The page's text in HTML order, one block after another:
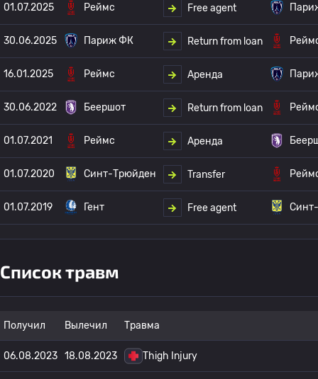
01.07.2025 Реймс Free agent
30.06.2025 Париж ФК Return from loan
16.01.2025 Реймс Аренда
30.06.2022 Беершот Return from loan
01.07.2021 Реймс Аренда
01.07.2020 Синт-Трюйден Transfer
01.07.2019 Гент Free agent
Список травм
Получил Вылечил Травма
06.08.2023 18.08.2023 Thigh Injury